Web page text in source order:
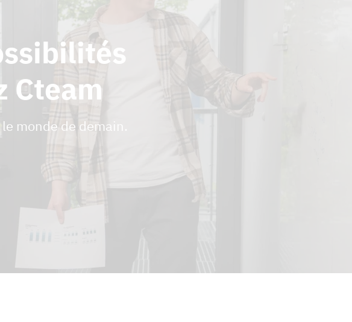
Cteam
monde de demain.